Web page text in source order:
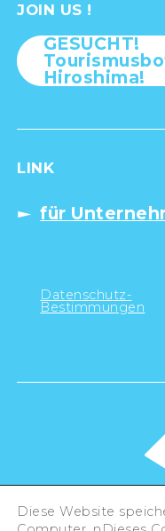
JOIN US !
GESUCHT!
Hiroshima!
LINK
für
Datenschutz-
Bestimmungen
Diese Website